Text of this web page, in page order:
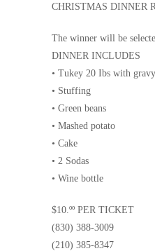
CHRISTMAS DINNER
The winner will be
DINNER INCLUDES
• Tukey 20 Ibs with gravy
• Stuffing
• Green beans
• Mashed potato
• Cake
• 2 Sodas
• Wine bottle
$10.ºº PER TICKET
(830) 388-3009
(210) 385-8347